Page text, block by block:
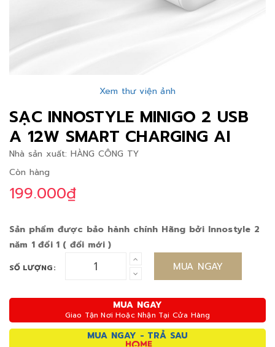
Xem thư viện ảnh
SẠC INNOSTYLE MINIGO 2 USB
A 12W SMART CHARGING AI
Nhà sản xuất: HÀNG CÔNG TY
Còn hàng
199.000₫
Sản phẩm được bảo hành chính Hãng bởi Innostyle 2
năm 1 đổi 1 ( đổi mới )
SỐ LƯỢNG: MUA NGAY
MUA NGAY
Giao Tận Nơi Hoặc Nhận Tại Cửa Hàng
MUA NGAY - TRẢ SAU